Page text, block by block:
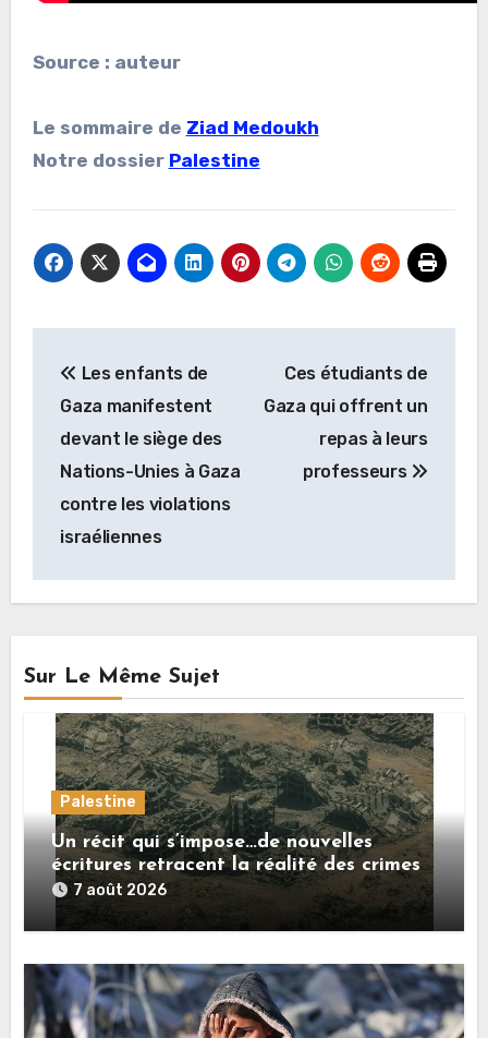
Source : auteur
Le sommaire de Ziad Medoukh
Notre dossier Palestine
de
l’article
Les enfants de
Gaza manifestent
devant le siège des
Nations-Unies à Gaza
contre les violations
israéliennes
Ces étudiants de
Gaza qui offrent un
repas à leurs
professeurs
Sur Le Même Sujet
Palestine
Un récit qui s’impose…de nouvelles
écritures retracent la réalité des crimes
sionistes à Gaza
7 août 2026